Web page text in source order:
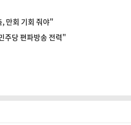
만회 기회 줘야"
주당 편파방송 전력"